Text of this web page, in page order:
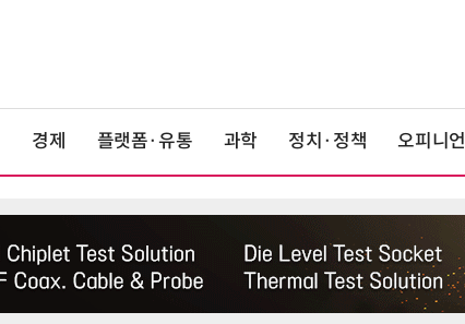
경제 플랫폼·유통 과학 정치·정책 오피니언